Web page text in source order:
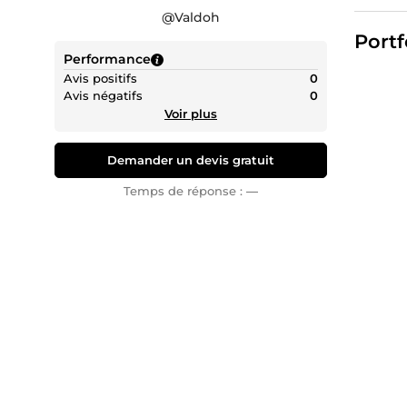
@Valdoh
Performance
Avis positifs
0
Avis négatifs
0
Voir plus
Demander un devis gratuit
Temps de réponse : —
🌐
votre